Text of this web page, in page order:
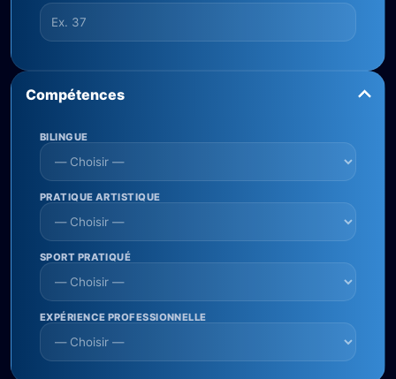
Compétences
BILINGUE
PRATIQUE ARTISTIQUE
SPORT PRATIQUÉ
EXPÉRIENCE PROFESSIONNELLE